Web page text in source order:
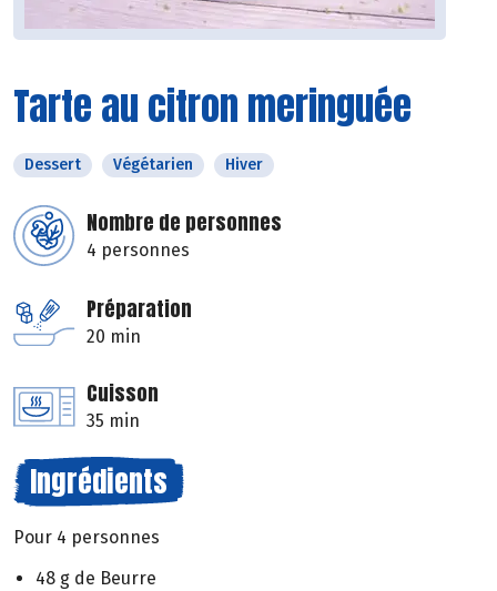
Tarte au citron meringuée
Dessert Végétarien Hiver
Nombre de personnes
4 personnes
Préparation
20 min
Cuisson
35 min
Ingrédients
Pour 4 personnes
48 g de Beurre